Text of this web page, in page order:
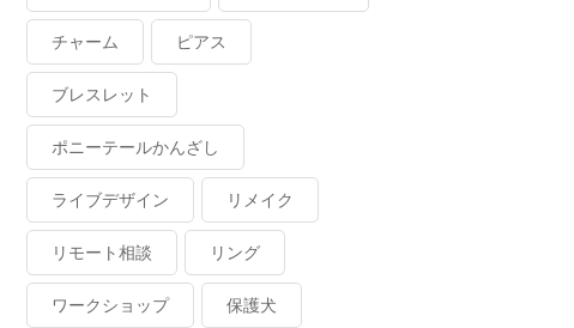
チャーム ピアス
ブレスレット
ポニーテールかんざし
ライブデザイン リメイク
リモート相談 リング
ワークショップ 保護犬